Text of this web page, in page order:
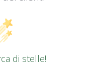
di stelle!